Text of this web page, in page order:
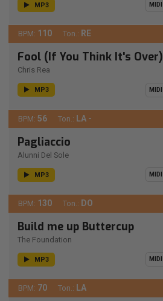
MP3 MIDI
BPM: 110 Ton.: RE
Fool (If You Think It's Over)
Chris Rea
MP3 MIDI
BPM: 56 Ton.: LA -
Pagliaccio
Alunni Del Sole
MP3 MIDI
BPM: 130 Ton.: DO
Build me up Buttercup
The Foundation
MP3 MIDI
BPM: 70 Ton.: LA